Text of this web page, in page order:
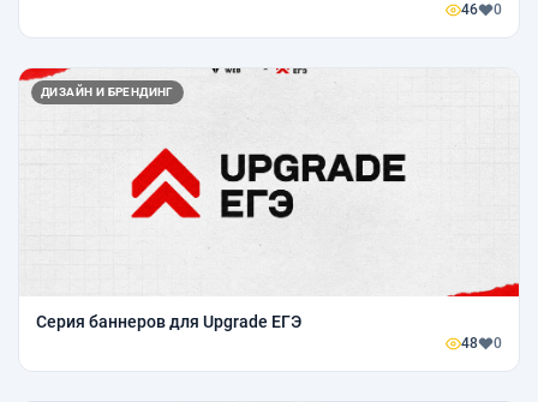
46 0
ДИЗАЙН И БРЕНДИНГ
Серия баннеров для Upgrade ЕГЭ
48 0